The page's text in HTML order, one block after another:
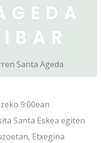
Santa Ageda
9:00ean
Santa Eskea egiten
Etxegina